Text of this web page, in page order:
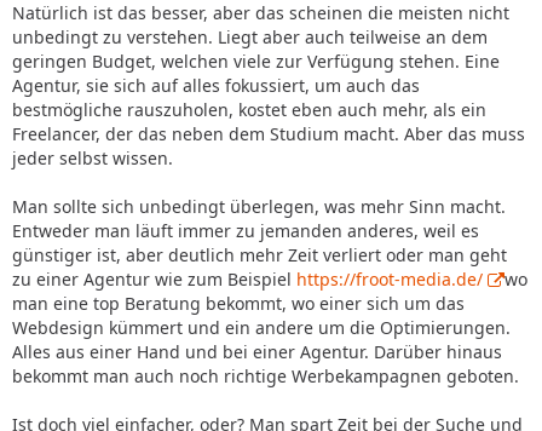
Natürlich ist das besser, aber das scheinen die meisten nicht
unbedingt zu verstehen. Liegt aber auch teilweise an dem
geringen Budget, welchen viele zur Verfügung stehen. Eine
Agentur, sie sich auf alles fokussiert, um auch das
bestmögliche rauszuholen, kostet eben auch mehr, als ein
Freelancer, der das neben dem Studium macht. Aber das muss
jeder selbst wissen.
Man sollte sich unbedingt überlegen, was mehr Sinn macht.
Entweder man läuft immer zu jemanden anderes, weil es
günstiger ist, aber deutlich mehr Zeit verliert oder man geht
zu einer Agentur wie zum Beispiel https://froot-media.de/
wo
man eine top Beratung bekommt, wo einer sich um das
Webdesign kümmert und ein andere um die Optimierungen.
Alles aus einer Hand und bei einer Agentur. Darüber hinaus
bekommt man auch noch richtige Werbekampagnen geboten.
Ist doch viel einfacher, oder? Man spart Zeit bei der Suche und